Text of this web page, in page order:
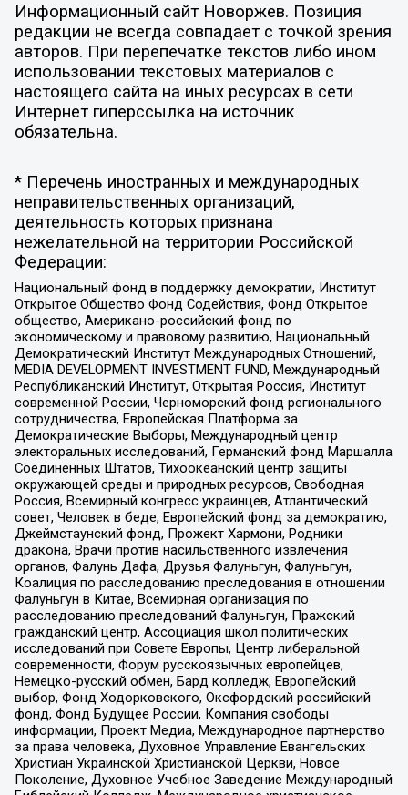
Информационный сайт Новоржев. Позиция
редакции не всегда совпадает с точкой зрения
авторов. При перепечатке текстов либо ином
использовании текстовых материалов с
настоящего сайта на иных ресурсах в сети
Интернет гиперссылка на источник
обязательна.
* Перечень иностранных и международных
неправительственных организаций,
деятельность которых признана
нежелательной на территории Российской
Федерации:
Национальный фонд в поддержку демократии, Институт
Открытое Общество Фонд Содействия, Фонд Открытое
общество, Американо-российский фонд по
экономическому и правовому развитию, Национальный
Демократический Институт Международных Отношений,
MEDIA DEVELOPMENT INVESTMENT FUND, Международный
Республиканский Институт, Открытая Россия, Институт
современной России, Черноморский фонд регионального
сотрудничества, Европейская Платформа за
Демократические Выборы, Международный центр
электоральных исследований, Германский фонд Маршалла
Соединенных Штатов, Тихоокеанский центр защиты
окружающей среды и природных ресурсов, Свободная
Россия, Всемирный конгресс украинцев, Атлантический
совет, Человек в беде, Европейский фонд за демократию,
Джеймстаунский фонд, Прожект Хармони, Родники
дракона, Врачи против насильственного извлечения
органов, Фалунь Дафа, Друзья Фалуньгун, Фалуньгун,
Коалиция по расследованию преследования в отношении
Фалуньгун в Китае, Всемирная организация по
расследованию преследований Фалуньгун, Пражский
гражданский центр, Ассоциация школ политических
исследований при Совете Европы, Центр либеральной
современности, Форум русскоязычных европейцев,
Немецко-русский обмен, Бард колледж, Европейский
выбор, Фонд Ходорковского, Оксфордский российский
фонд, Фонд Будущее России, Компания свободы
информации, Проект Медиа, Международное партнерство
за права человека, Духовное Управление Евангельских
Христиан Украинской Христианской Церкви, Новое
Поколение, Духовное Учебное Заведение Международный